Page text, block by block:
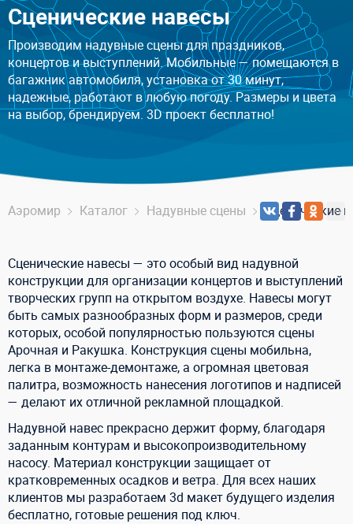
Сценические навесы
Производим надувные сцены для праздников,
концертов и выступлений. Мобильные — помещаются в
багажник автомобиля, установка от 30 минут,
надежные, работают в любую погоду. Размеры и цвета
на выбор, брендируем. 3D проект бесплатно!
Аэромир Каталог Надувные сцены Сценические
Сценические навесы — это особый вид надувной
конструкции для организации концертов и выступлений
творческих групп на открытом воздухе. Навесы могут
быть самых разнообразных форм и размеров, среди
которых, особой популярностью пользуются сцены
Арочная и Ракушка. Конструкция сцены мобильна,
легка в монтаже-демонтаже, а огромная цветовая
палитра, возможность нанесения логотипов и надписей
— делают их отличной рекламной площадкой.
Надувной навес прекрасно держит форму, благодаря
заданным контурам и высокопроизводительному
насосу. Материал конструкции защищает от
кратковременных осадков и ветра. Для всех наших
клиентов мы разработаем 3d макет будущего изделия
бесплатно, готовые решения под ключ.